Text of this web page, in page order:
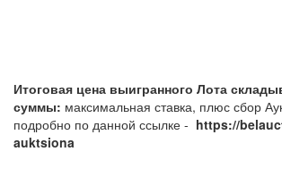
Итоговая цена выигранного Лота
суммы: максимальная ставка, плюс сбор
подробно по данной ссылке - https://
auktsiona